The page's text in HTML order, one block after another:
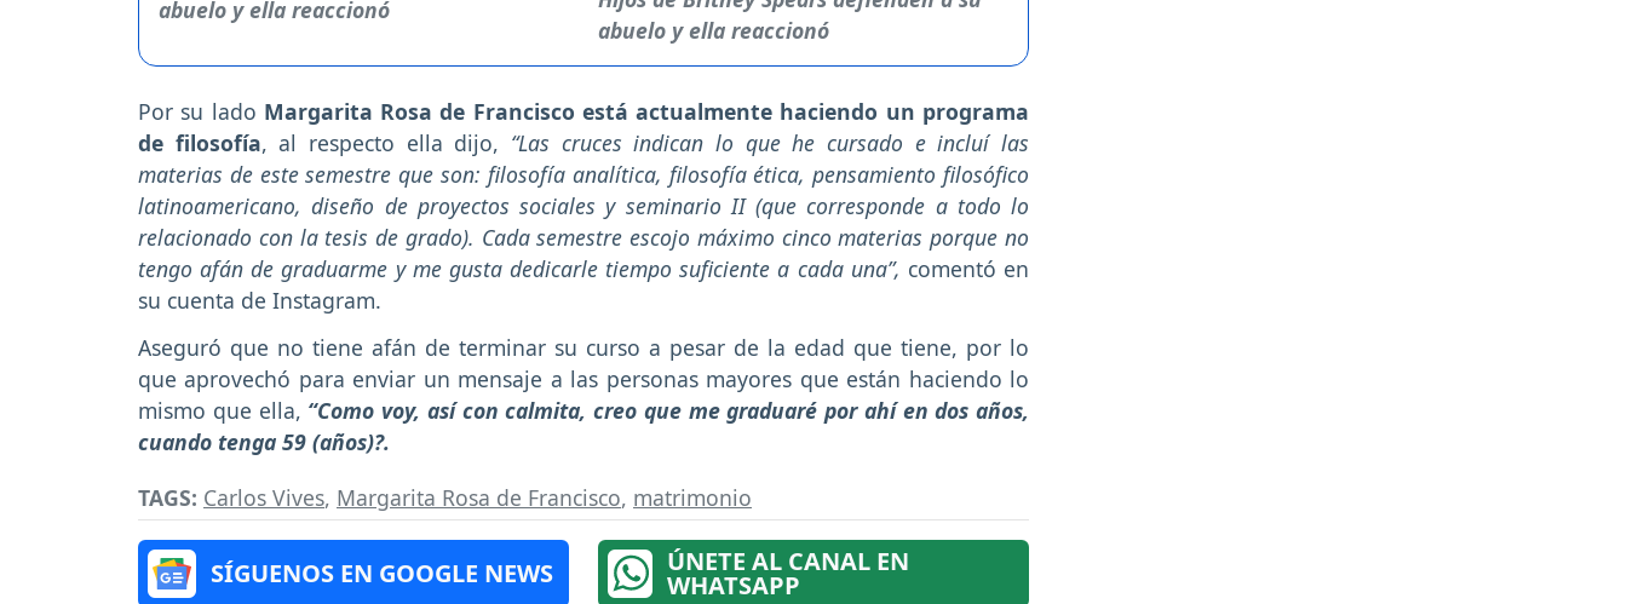
abuelo y ella reaccionó
Por su lado Margarita Rosa de Francisco está actualmente haciendo un programa
de filosofía, al respecto ella dijo, “Las cruces indican lo que he cursado e incluí las
materias de este semestre que son: filosofía analítica, filosofía ética, pensamiento filosófico
latinoamericano, diseño de proyectos sociales y seminario II (que corresponde a todo lo
relacionado con la tesis de grado). Cada semestre escojo máximo cinco materias porque no
tengo afán de graduarme y me gusta dedicarle tiempo suficiente a cada una”, comentó en
su cuenta de Instagram.
Aseguró que no tiene afán de terminar su curso a pesar de la edad que tiene, por lo
que aprovechó para enviar un mensaje a las personas mayores que están haciendo lo
mismo que ella, “Como voy, así con calmita, creo que me graduaré por ahí en dos años,
cuando tenga 59 (años)?.
TAGS: Carlos Vives, Margarita Rosa de Francisco, matrimonio
SÍGUENOS EN GOOGLE NEWS ÚNETE AL CANAL EN
WHATSAPP